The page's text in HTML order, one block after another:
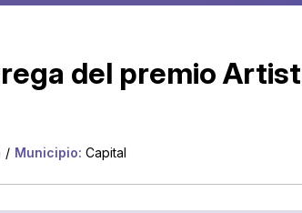
del premio
/ Municipio: Capital